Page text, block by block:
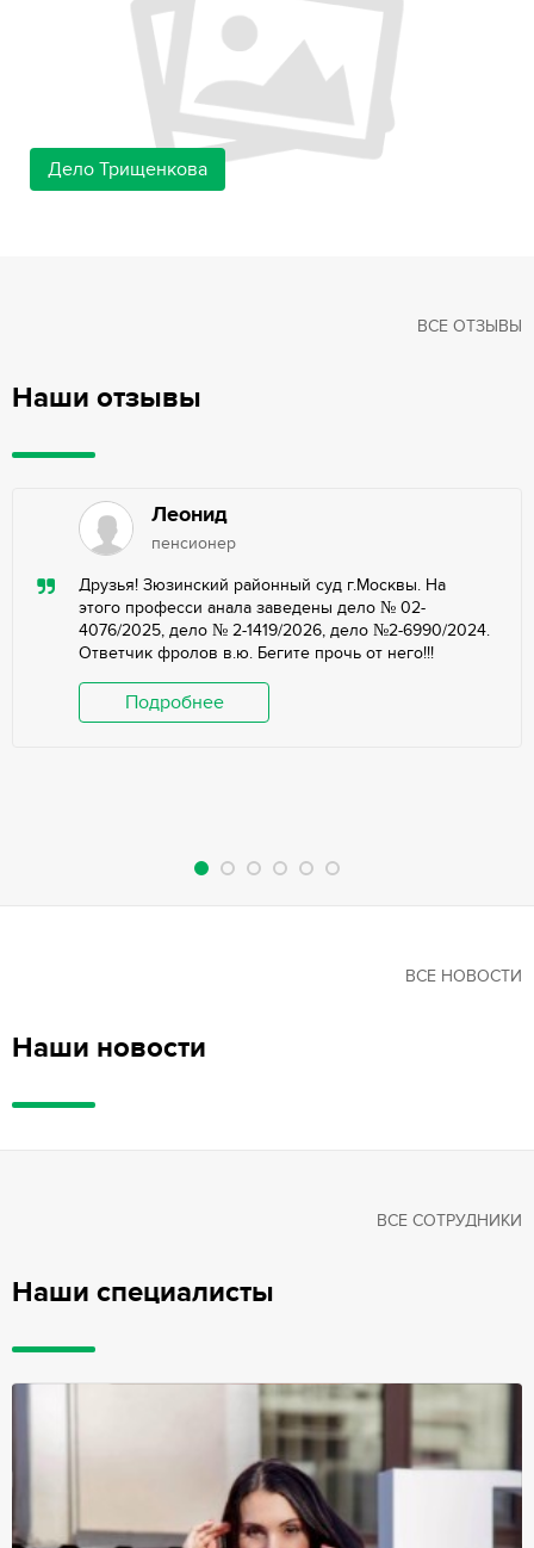
Дело Трищенкова
Наши отзывы
ВСЕ ОТЗЫВЫ
Леонид
пенсионер
Друзья! Зюзинский районный суд г.Москвы. На
этого професси анала заведены дело № 02-
4076/2025, дело № 2-1419/2026, дело №2-6990/2024.
Ответчик фролов в.ю. Бегите прочь от него!!!
Подробнее
Наши новости
ВСЕ НОВОСТИ
Наши специалисты
ВСЕ СОТРУДНИКИ